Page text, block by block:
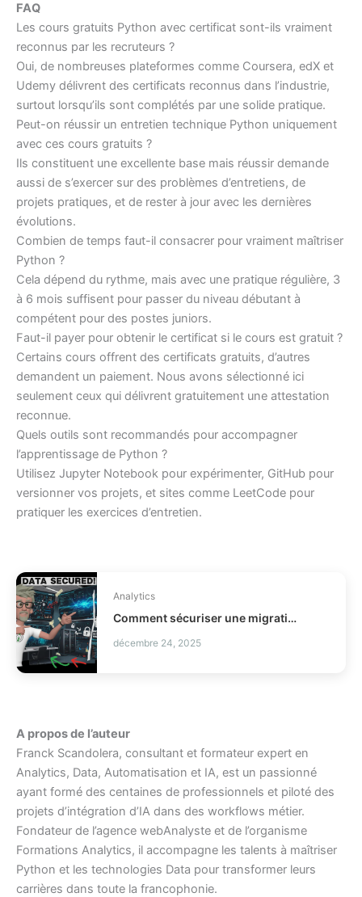
FAQ
Les cours gratuits Python avec certificat sont-ils vraiment
reconnus par les recruteurs ?
Oui, de nombreuses plateformes comme Coursera, edX et
Udemy délivrent des certificats reconnus dans l’industrie,
surtout lorsqu’ils sont complétés par une solide pratique.
Peut-on réussir un entretien technique Python uniquement
avec ces cours gratuits ?
Ils constituent une excellente base mais réussir demande
aussi de s’exercer sur des problèmes d’entretiens, de
projets pratiques, et de rester à jour avec les dernières
évolutions.
Combien de temps faut-il consacrer pour vraiment maîtriser
Python ?
Cela dépend du rythme, mais avec une pratique régulière, 3
à 6 mois suffisent pour passer du niveau débutant à
compétent pour des postes juniors.
Faut-il payer pour obtenir le certificat si le cours est gratuit ?
Certains cours offrent des certificats gratuits, d’autres
demandent un paiement. Nous avons sélectionné ici
seulement ceux qui délivrent gratuitement une attestation
reconnue.
Quels outils sont recommandés pour accompagner
l’apprentissage de Python ?
Utilisez Jupyter Notebook pour expérimenter, GitHub pour
versionner vos projets, et sites comme LeetCode pour
pratiquer les exercices d’entretien.
Analytics
Comment sécuriser une migration de données business ?
décembre 24, 2025
A propos de l’auteur
Franck Scandolera, consultant et formateur expert en
Analytics, Data, Automatisation et IA, est un passionné
ayant formé des centaines de professionnels et piloté des
projets d’intégration d’IA dans des workflows métier.
Fondateur de l’agence webAnalyste et de l’organisme
Formations Analytics, il accompagne les talents à maîtriser
Python et les technologies Data pour transformer leurs
carrières dans toute la francophonie.